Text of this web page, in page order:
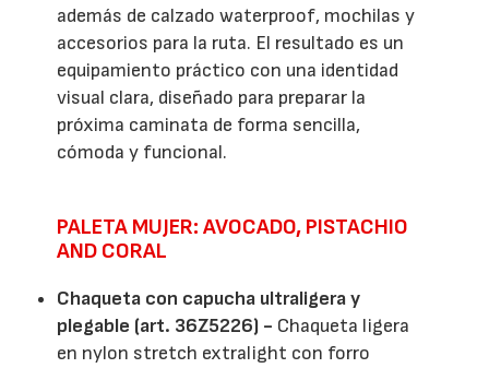
además de calzado waterproof, mochilas y
accesorios para la ruta. El resultado es un
equipamiento práctico con una identidad
visual clara, diseñado para preparar la
próxima caminata de forma sencilla,
cómoda y funcional.
PALETA MUJER: AVOCADO, PISTACHIO
AND CORAL
Chaqueta con capucha ultraligera y
plegable (art. 36Z5226) - Chaqueta ligera
en nylon stretch extralight con forro